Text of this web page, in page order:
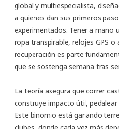
global y multiespecialista,
a quienes dan sus primeros
experimentados. Tener a mano
ropa transpirable, relojes GPS o
recuperación es parte
que se sostenga semana tras
La teoría asegura que correr
construye impacto útil, pedalear
Este binomio está ganando